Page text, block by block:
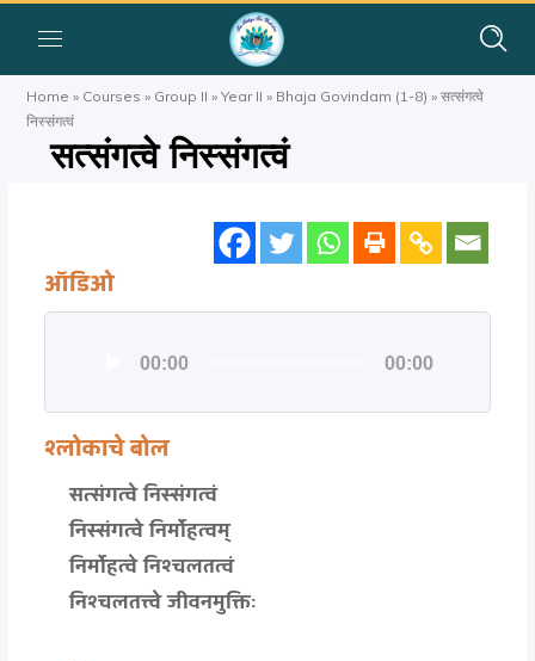
Home » Courses » Group II »Year II » Bhaja Govindam (1-8) »सत्संगत्वे
निस्संगत्वं
सत्संगत्वे निस्संगत्वं
ऑडिओ
00:00 00:00
श्लोकाचे बोल
सत्संगत्वे निस्संगत्वं
निस्संगत्वे निर्मोहत्वम्
निर्मोहत्वे निश्चलतत्वं
निश्चलतत्त्वे जीवनमुक्तिः